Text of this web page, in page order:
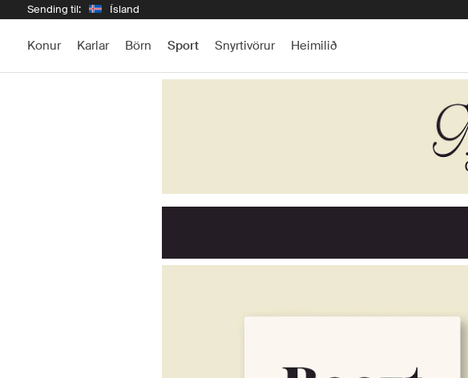
Sending til: Ísland
Konur Karlar Börn Sport Snyrtivörur Heimilið